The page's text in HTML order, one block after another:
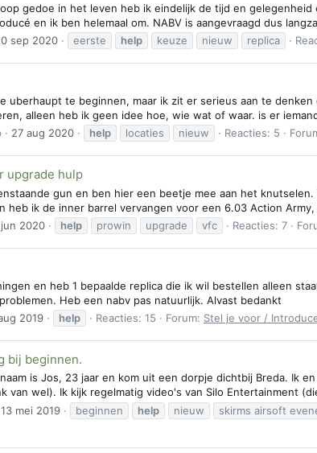
gedoe in het leven heb ik eindelijk de tijd en
en ik ben helemaal om. NABV is aangevraagd dus
sep 2020 eerste help keuze nieuw replica
uberhaupt te beginnen, maar ik zit er serieus aan te
alleen heb ik geen idee hoe, wie wat of waar. is er
27 aug 2020 help locaties nieuw Reacties: 5
upgrade hulp
gun en ben hier een beetje mee aan het
heb ik de inner barrel vervangen voor een 6.03 Action
2020 help prowin upgrade vfc Reacties: 7
en heb 1 bepaalde replica die ik wil bestellen alleen
Heb een nabv pas natuurlijk. Alvast bedankt
2019 help Reacties: 15 Forum: Stel je voor /
bij beginnen.
is Jos, 23 jaar en kom uit een dorpje dichtbij Breda. Ik
van wel). Ik kijk regelmatig video's van Silo Entertainment
13 mei 2019 beginnen help nieuw skirms airsoft